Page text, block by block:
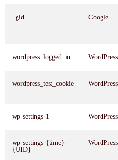
_gid Google
wordpress_logged_in WordPress
wordpress_test_cookie WordPress
wp-settings-1 WordPress
wp-settings-{time}-
{UID}
WordPress